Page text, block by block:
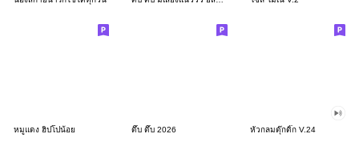
หมูแดง ฮิปโปน้อย ดึ๊บ ดึ๊บ 2026 หัวกลมดุ๊กดิ๊ก V.24